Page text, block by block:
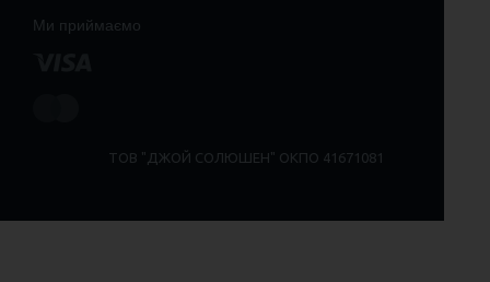
Ми приймаємо
ТОВ "ДЖОЙ СОЛЮШЕН" ОКПО 41671081